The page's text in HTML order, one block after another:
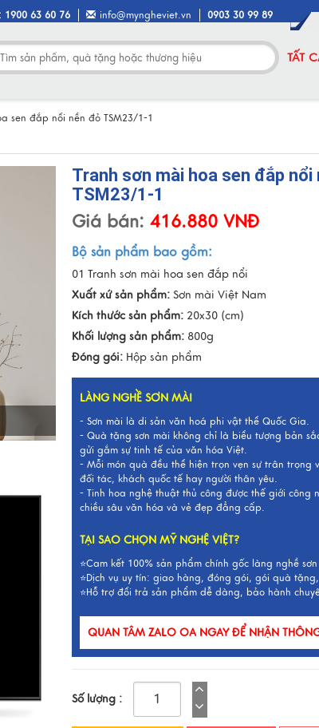
1900 63 60 76 info@myngheviet.vn 0903 30 99 89
TẤT
sen đắp nổi nền đỏ TSM23/1-1
Tranh sơn mài hoa sen đắp nổi
TSM23/1-1
Giá bán: 416.880 VNĐ
Bộ sản phẩm bao gồm:
01 Tranh sơn mài hoa sen đắp nổi
Xuất xứ sản phẩm: Sơn mài Việt Nam
Kích thước sản phẩm: 20x30 (cm)
Khối lượng sản phẩm: 800g
Đóng gói: Hộp sản phẩm
LÀNG NGHỀ SƠN MÀI
- Sơn mài là di sản văn hoá phi vật thể Quốc Gia.
- Quà tặng sơn mài không chỉ là biểu tượng bản
gửi gắm sự tinh tế của văn hóa Việt.
- Mỗi món quà đều thể hiện trọn vẹn sự trân trọng
đối tác, khách quốc tế hay người thân yêu.
- Tinh hoa nghệ thuật thủ công được thế giới công
chiều sâu văn hóa và vẻ đẹp đẳng cấp.
TẠI SAO CHỌN MỸ NGHỆ VIỆT?
⭐Cam kết 100% sản phẩm chính gốc làng nghề
⭐Dịch vụ uy tín: giao hàng, đóng gói, gói quà
⭐Hỗ trợ đổi trả sản phẩm dễ dàng, bảo hành
QUAN TÂM ZALO OA NGAY ĐỂ NHẬN
Số lượng :